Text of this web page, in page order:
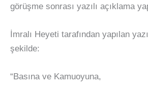
görüşme sonrası yazılı açıklama
İmralı Heyeti tarafından yapılan
şekilde:
“Basına ve Kamuoyuna,